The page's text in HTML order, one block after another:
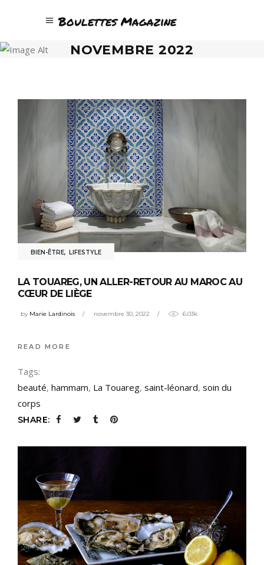
Boulettes Magazine
NOVEMBRE 2022
BIEN-ÊTRE, LIFESTYLE
LA TOUAREG, UN ALLER-RETOUR AU MAROC AU
CŒUR DE LIÈGE
by Marie Lardinois novembre 30, 2022 6.03k
READ MORE
Tags:
beauté, hammam, La Touareg, saint-léonard, soin du
corps
SHARE: